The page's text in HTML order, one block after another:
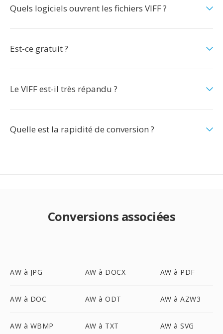
Quels logiciels ouvrent les fichiers VIFF ?
Est-ce gratuit ?
Le VIFF est-il très répandu ?
Quelle est la rapidité de conversion ?
Conversions associées
AW à JPG AW à DOCX AW à PDF
AW à DOC AW à ODT AW à AZW3
AW à WBMP AW à TXT AW à SVG